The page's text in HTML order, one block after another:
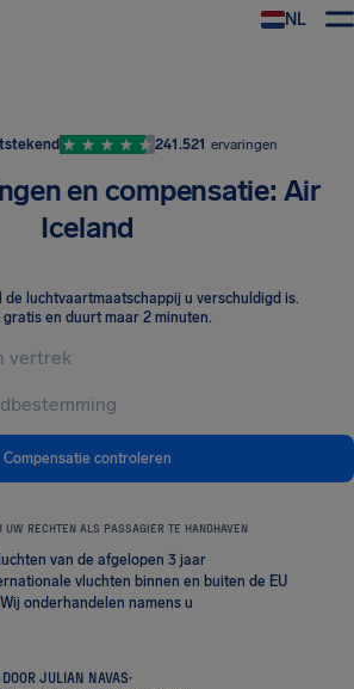
NL
241.521 ervaringen
en compensatie: Air
Iceland
de luchtvaartmaatschappij u verschuldigd is.
gratis en duurt maar 2 minuten.
Compensatie controleren
RECHTEN ALS PASSAGIER TE HANDHAVEN
van de afgelopen 3 jaar
vluchten binnen en buiten de EU
Wij onderhandelen namens u
JULIAN NAVAS·